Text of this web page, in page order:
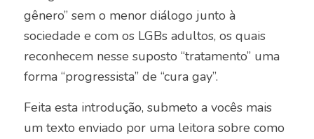
gênero” sem o menor diálogo junto à
sociedade e com os LGBs adultos, os quais
reconhecem nesse suposto “tratamento” uma
forma “progressista” de “cura gay”.
Feita esta introdução, submeto a vocês mais
um texto enviado por uma leitora sobre como